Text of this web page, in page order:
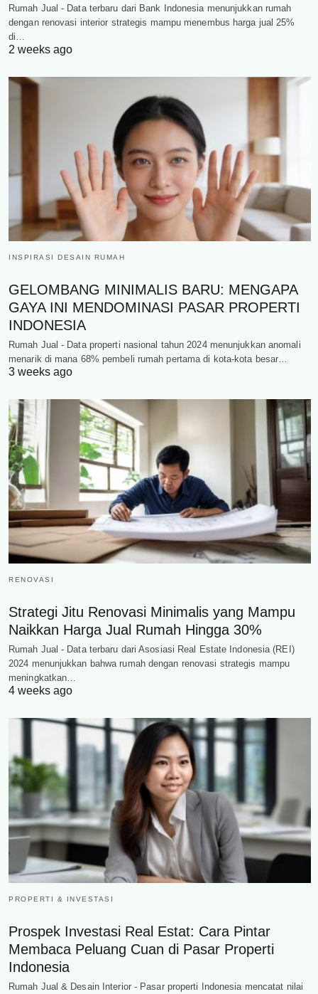
Rumah Jual - Data terbaru dari Bank Indonesia menunjukkan rumah
dengan renovasi interior strategis mampu menembus harga jual 25%
di…
2 weeks ago
INSPIRASI DESAIN RUMAH
GELOMBANG MINIMALIS BARU: MENGAPA
GAYA INI MENDOMINASI PASAR PROPERTI
INDONESIA
Rumah Jual - Data properti nasional tahun 2024 menunjukkan anomali
menarik di mana 68% pembeli rumah pertama di kota-kota besar…
3 weeks ago
RENOVASI
Strategi Jitu Renovasi Minimalis yang Mampu
Naikkan Harga Jual Rumah Hingga 30%
Rumah Jual - Data terbaru dari Asosiasi Real Estate Indonesia (REI)
2024 menunjukkan bahwa rumah dengan renovasi strategis mampu
meningkatkan…
4 weeks ago
PROPERTI & INVESTASI
Prospek Investasi Real Estat: Cara Pintar
Membaca Peluang Cuan di Pasar Properti
Indonesia
Rumah Jual & Desain Interior - Pasar properti Indonesia mencatat nilai